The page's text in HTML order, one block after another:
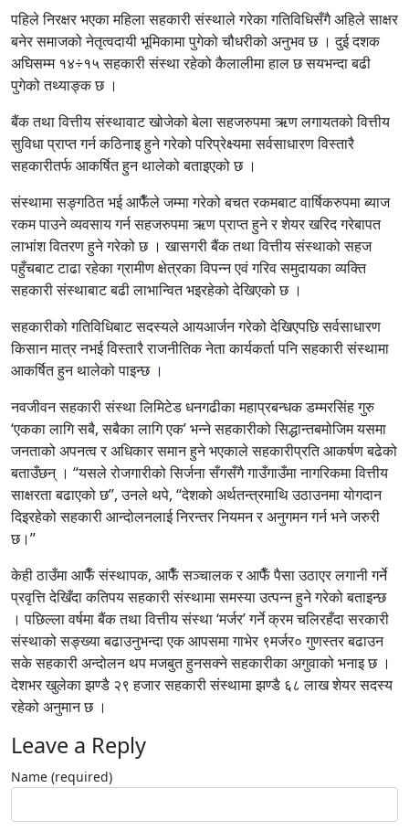
पहिले निरक्षर भएका महिला सहकारी संस्थाले गरेका गतिविधिसँगै अहिले साक्षर
बनेर समाजको नेतृत्वदायी भूमिकामा पुगेको चौधरीको अनुभव छ । दुई दशक
अघिसम्म १४÷१५ सहकारी संस्था रहेको कैलालीमा हाल छ सयभन्दा बढी
पुगेको तथ्याङ्क छ ।
बैंक तथा वित्तीय संस्थावाट खोजेको बेला सहजरुपमा ऋण लगायतको वित्तीय
सुविधा प्राप्त गर्न कठिनाइ हुने गरेको परिप्रेक्ष्यमा सर्वसाधारण विस्तारै
सहकारीतर्फ आकर्षित हुन थालेको बताइएको छ ।
संस्थामा सङ्गठित भई आफैँले जम्मा गरेको बचत रकमबाट वार्षिकरुपमा ब्याज
रकम पाउने व्यवसाय गर्न सहजरुपमा ऋण प्राप्त हुने र शेयर खरिद गरेबापत
लाभांश वितरण हुने गरेको छ । खासगरी बैंक तथा वित्तीय संस्थाको सहज
पहुँचबाट टाढा रहेका ग्रामीण क्षेत्रका विपन्न एवं गरिव समुदायका व्यक्ति
सहकारी संस्थाबाट बढी लाभान्वित भइरहेको देखिएको छ ।
सहकारीको गतिविधिबाट सदस्यले आयआर्जन गरेको देखिएपछि सर्वसाधारण
किसान मात्र नभई विस्तारै राजनीतिक नेता कार्यकर्ता पनि सहकारी संस्थामा
आकर्षित हुन थालेको पाइन्छ ।
नवजीवन सहकारी संस्था लिमिटेड धनगढीका महाप्रबन्धक डम्मरसिंह गुरु
‘एकका लागि सबै, सबैका लागि एक’ भन्ने सहकारीको सिद्धान्तबमोजिम यसमा
जनताको अपनत्व र अधिकार समान हुने भएकाले सहकारीप्रति आकर्षण बढेको
बताउँछन् । “यसले रोजगारीको सिर्जना सँगसँगै गाउँगाउँमा नागरिकमा वित्तीय
साक्षरता बढाएको छ”, उनले थपे, “देशको अर्थतन्त्रमाथि उठाउनमा योगदान
दिइरहेको सहकारी आन्दोलनलाई निरन्तर नियमन र अनुगमन गर्न भने जरुरी
छ।”
केही ठाउँमा आफैँ संस्थापक, आफैँ सञ्चालक र आफैँ पैसा उठाएर लगानी गर्ने
प्रवृत्ति देखिँदा कतिपय सहकारी संस्थामा समस्या उत्पन्न हुने गरेको बताइन्छ
। पछिल्ला वर्षमा बैंक तथा वित्तीय संस्था ‘मर्जर’ गर्ने क्रम चलिरहँदा सरकारी
संस्थाको सङ्ख्या बढाउनुभन्दा एक आपसमा गाभेर ९मर्जर० गुणस्तर बढाउन
सके सहकारी अन्दोलन थप मजबुत हुनसक्ने सहकारीका अगुवाको भनाइ छ ।
देशभर खुलेका झण्डै २९ हजार सहकारी संस्थामा झण्डै ६८ लाख शेयर सदस्य
रहेको अनुमान छ ।
Leave a Reply
Name (required)